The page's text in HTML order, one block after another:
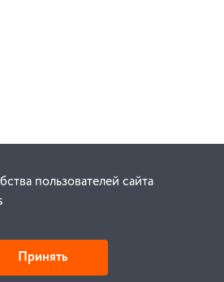
пользователей сайта
Принять